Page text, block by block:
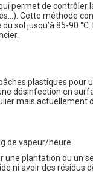
permet de contrôler
Cette méthode
sol jusqu’à 85-90
plastiques pour
désinfection en
mais actuellement
de vapeur/heure
plantation ou un
ni avoir des résidus